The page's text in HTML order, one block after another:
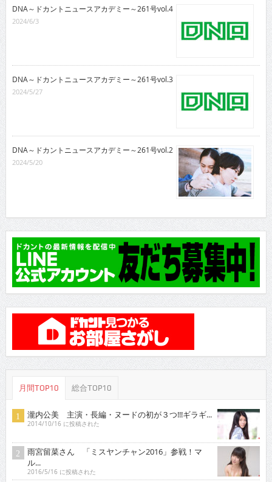
DNA～ドカントニュースアカデミー～261号vol.4
2024/6/3
DNA～ドカントニュースアカデミー～261号vol.3
2024/5/27
DNA～ドカントニュースアカデミー～261号vol.2
2024/5/20
月間TOP10 総合TOP10
瀧内公美 主演・長編・ヌードの初が３つ!!!ギラギ...
2014/10/16 に投稿された
雨宮留菜さん 「ミスヤンチャン2016」参戦！マ
ル...
2016/5/16 に投稿された